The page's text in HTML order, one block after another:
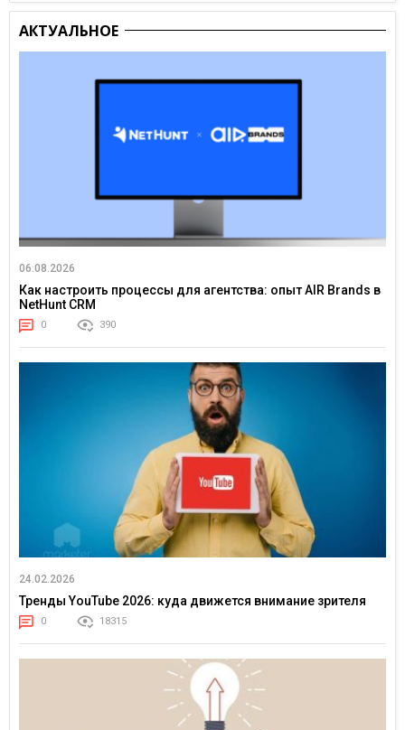
АКТУАЛЬНОЕ
06.08.2026
Как настроить процессы для агентства: опыт AIR Brands в
NetHunt CRM
0 390
24.02.2026
Тренды YouTube 2026: куда движется внимание зрителя
0 18315